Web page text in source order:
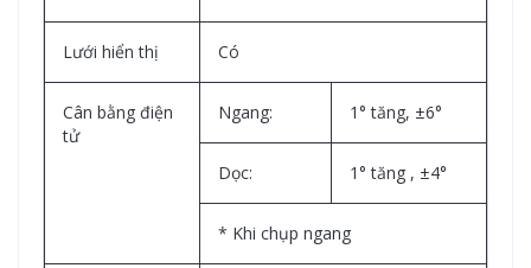
Lưới hiển thị Có
Cân bằng điện
tử
Ngang: 1° tăng, ±6°
Dọc: 1° tăng , ±4°
* Khi chụp ngang